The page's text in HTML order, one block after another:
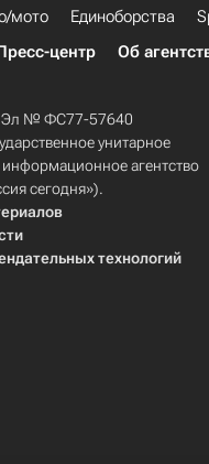
мото Единоборства
центр Об
Эл № ФС77-57640
унитарное
агентство
сегодня»).
технологий